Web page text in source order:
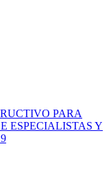
PARA
ESPECIALISTAS Y